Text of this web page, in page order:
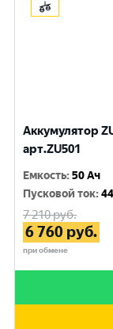
Аккумулятор
арт.ZU501
Емкость:50 Ач
Пусковой ток:
7 210руб.
6 760 руб.
при обмене